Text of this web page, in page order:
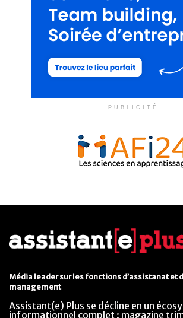
PUBLICITÉ
Média leader sur les fonctions d’assistanat et
management
Assistant(e) Plus se décline en un
informationnel complet : magazine